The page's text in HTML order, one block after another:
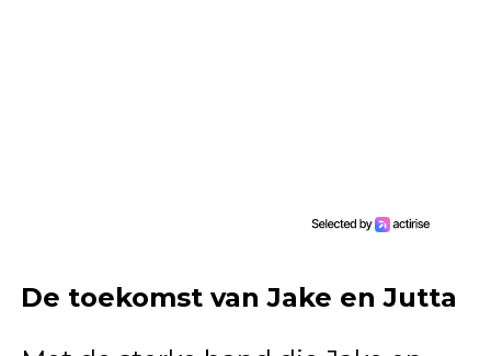
De toekomst van Jake en Jutta